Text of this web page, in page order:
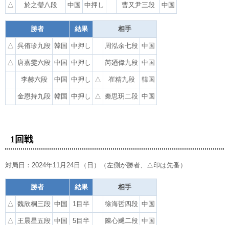
△ 於之瑩八段 中国 中押し 曹又尹三段 中国
勝者 結果 相手
△ 呉侑珍九段 韓国 中押し 周泓余七段 中国
△ 唐嘉雯六段 中国 中押し 芮廼偉九段 中国
李赫六段 中国 中押し △ 崔精九段 韓国
金恩持九段 韓国 中押し △ 秦思玥二段 中国
1回戦
対局日：2024年11月24日（日）（左側が勝者、△印は先番）
勝者 結果 相手
△ 魏欣桐三段 中国 1目半 徐海哲四段 中国
△ 王晨星五段 中国 5目半 陳心颺二段 中国